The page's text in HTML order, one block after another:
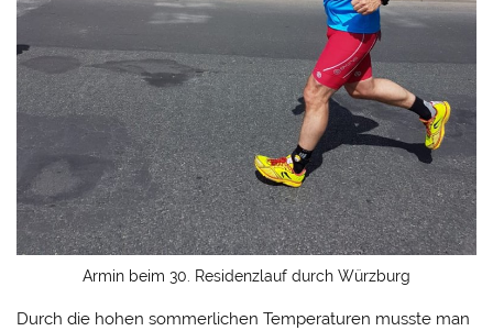
Armin beim 30. Residenzlauf durch Würzburg
Durch die hohen sommerlichen Temperaturen musste man